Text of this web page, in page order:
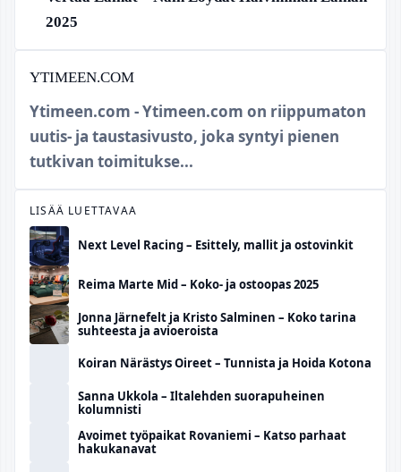
2025
YTIMEEN.COM
Ytimeen.com - Ytimeen.com on riippumaton
uutis- ja taustasivusto, joka syntyi pienen
tutkivan toimitukse...
LISÄÄ LUETTAVAA
Next Level Racing – Esittely, mallit ja ostovinkit
Reima Marte Mid – Koko- ja ostoopas 2025
Jonna Järnefelt ja Kristo Salminen – Koko tarina
suhteesta ja avioeroista
Koiran Närästys Oireet – Tunnista ja Hoida Kotona
Sanna Ukkola – Iltalehden suorapuheinen
kolumnisti
Avoimet työpaikat Rovaniemi – Katso parhaat
hakukanavat